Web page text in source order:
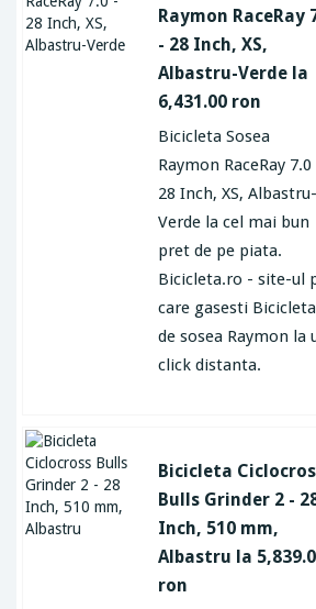
Raymon RaceRay
- 28 Inch, XS,
Albastru-Verde la
6,431.00 ron
Bicicleta Sosea
Raymon RaceRay 7.0
28 Inch, XS, Albastru-
Verde la cel mai bun
pret de pe piata.
Bicicleta.ro - site-ul
care gasesti Bicicleta
de sosea Raymon la
click distanta.
Bicicleta
Bulls Grinder 2 -
Inch, 510 mm,
Albastru la
ron